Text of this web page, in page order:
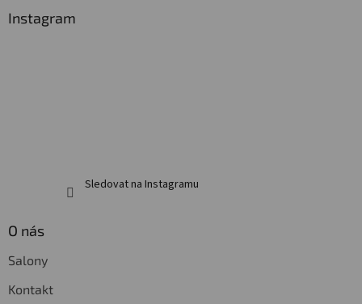
Instagram
Sledovat na Instagramu
O nás
Salony
Kontakt